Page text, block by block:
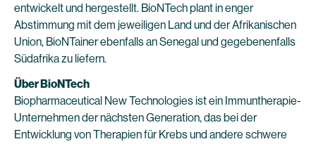
entwickelt und hergestellt. BioNTech plant in enger
Abstimmung mit dem jeweiligen Land und der Afrikanischen
Union, BioNTainer ebenfalls an Senegal und gegebenenfalls
Südafrika zu liefern.
Über BioNTech
Biopharmaceutical New Technologies ist ein Immuntherapie-
Unternehmen der nächsten Generation, das bei der
Entwicklung von Therapien für Krebs und andere schwere